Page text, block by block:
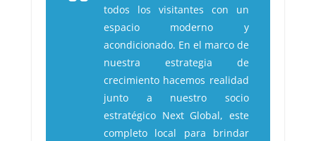
todos los visitantes con un
espacio moderno y
acondicionado. En el marco de
nuestra estrategia de
crecimiento hacemos realidad
junto a nuestro socio
estratégico Next Global, este
completo local para brindar